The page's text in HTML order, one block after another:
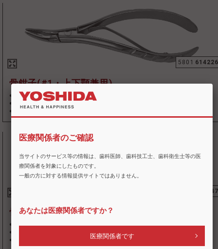
5801
骨鉗子(#1・上下顎兼用)
●標準価格 26,000 円(税別)
●販売名 骨鉗子 ●一般的名称 歯科用骨鉗子
●届出番号 09B2X00010000046
骨鉗子(#2・上顎用)
●標準価格 26,000 円(税別)
●販売名 骨鉗子 ●一般的名称 歯科用骨鉗子
●届出番号 09B2X00010000046(一般)●製造販売元:(株)シオダ
医療関係者のご確認
当サイトのサービス等の情報は、歯科医師、歯科技工士、歯科衛生士等の医
療関係者を対象にしたものです。
一般の方に対する情報提供サイトではありません。
あなたは医療関係者ですか？
医療関係者です